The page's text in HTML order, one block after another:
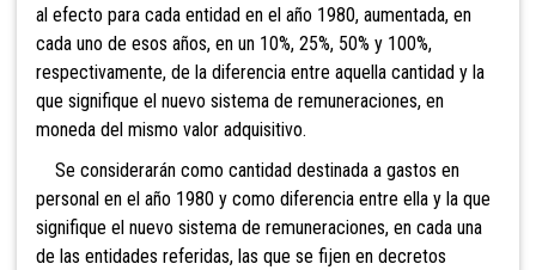
al efecto para cada entidad en el año 1980, aumentada, en
cada uno de esos años, en un 10%, 25%, 50% y 100%,
respectivamente, de la diferencia entre aquella cantidad y la
que signifique el nuevo sistema de remuneraciones, en
moneda del mismo valor adquisitivo.
Se considerarán como cantidad destinada a gastos en
personal en el año 1980 y como diferencia entre ella y la que
signifique el nuevo sistema de remuneraciones, en cada una
de las entidades referidas, las que se fijen en decretos